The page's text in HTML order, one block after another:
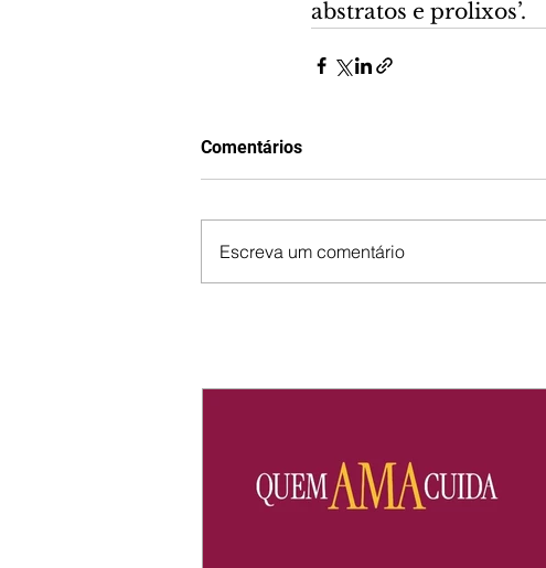
abstratos e prolixos’.
Comentários
Escreva um comentário